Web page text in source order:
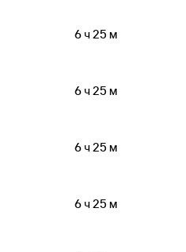
6 ч 25 м
6 ч 25 м
6 ч 25 м
6 ч 25 м